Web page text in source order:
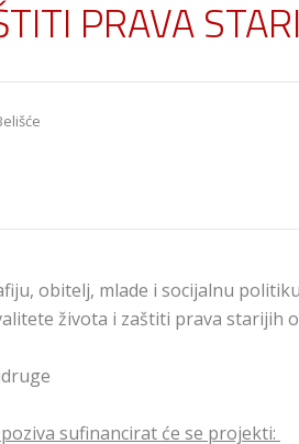
PRAVA
obitelj, mlade i socijalnu
života i zaštiti prava starijih
sufinancirat će se projekti: